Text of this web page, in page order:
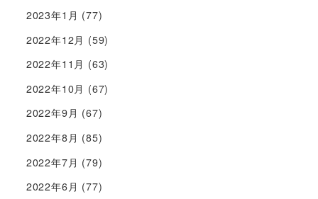
2023年1月 (77)
2022年12月 (59)
2022年11月 (63)
2022年10月 (67)
2022年9月 (67)
2022年8月 (85)
2022年7月 (79)
2022年6月 (77)